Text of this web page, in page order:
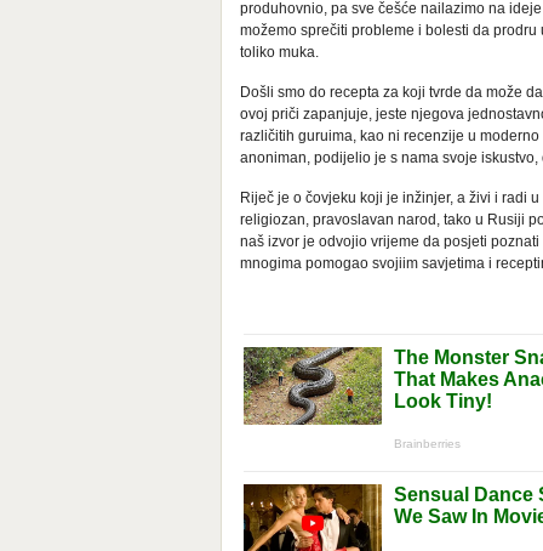
produhovnio, pa sve češće nailazimo na
možemo sprečiti probleme i bolesti da
toliko muka.
Došli smo do recepta za koji tvrde da može
ovoj priči zapanjuje, jeste njegova
različitih guruima, kao ni recenzije u
anoniman, podijelio je s nama svoje
Riječ je o čovjeku koji je inžinjer, a živi i radi
religiozan, pravoslavan narod, tako u Rusiji
naš izvor je odvojio vrijeme da posjeti
mnogima pomogao svojiim savjetima i